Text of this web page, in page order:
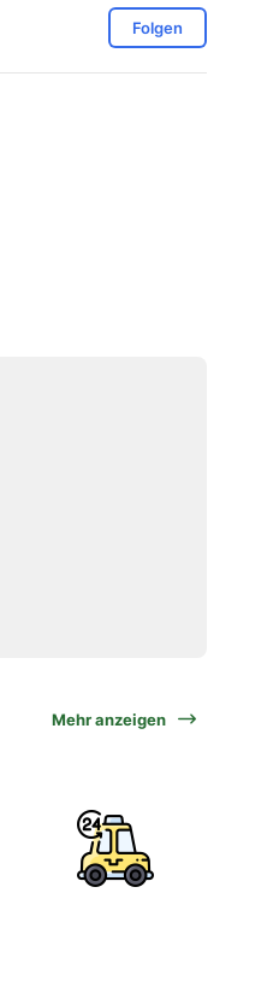
Folgen
Mehr anzeigen